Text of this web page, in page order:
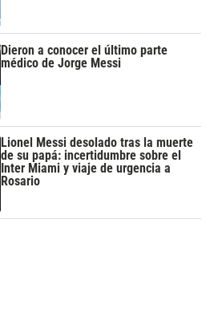
Dieron a conocer el último parte
médico de Jorge Messi
Lionel Messi desolado tras la muerte
de su papá: incertidumbre sobre el
Inter Miami y viaje de urgencia a
Rosario